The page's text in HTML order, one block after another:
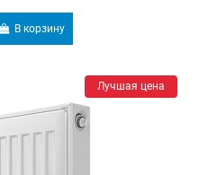
В корзину
Лучшая цена